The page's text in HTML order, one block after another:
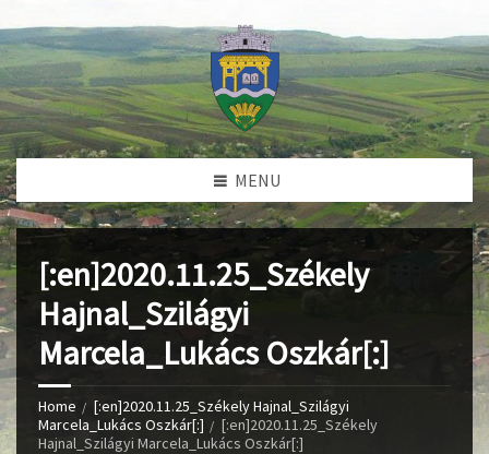
MENU
[:en]2020.11.25_Székely
Hajnal_Szilágyi
Marcela_Lukács Oszkár[:]
Home
[:en]2020.11.25_Székely Hajnal_Szilágyi
Marcela_Lukács Oszkár[:]
[:en]2020.11.25_Székely
Hajnal_Szilágyi Marcela_Lukács Oszkár[:]